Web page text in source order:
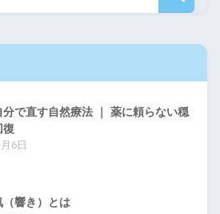
分で直す自然療法 ｜ 薬に頼らない穏
復
6日
（響き）とは